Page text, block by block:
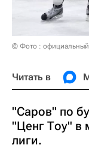
© Фото : официальный
Читать в
"Саров" по
"Ценг Тоу" в
лиги.